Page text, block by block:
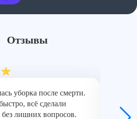
Отзывы
уборка после смерти.
всё сделали
без лишних вопросов.
сразу,